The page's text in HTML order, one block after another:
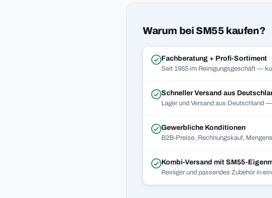
Warum bei SM55 kaufen?
Fachberatung + Profi-Sortiment
Seit 1955 im Reinigungsgeschäft —
Schneller Versand aus
Lager und Versand aus Deutschland
Gewerbliche Konditionen
B2B-Preise, Rechnungskauf,
Kombi-Versand mit SM55-
Reiniger und passendes Zubehör in